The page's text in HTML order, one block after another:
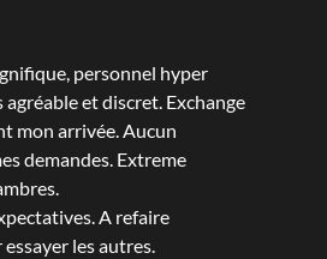
personnel hyper
agréable et discret. Exchange
mon arrivée. Aucun
demandes. Extreme
A refaire
les autres.